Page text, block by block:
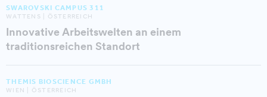
SWAROVSKI CAMPUS 311
WATTENS | ÖSTERREICH
Innovative Arbeitswelten an einem
traditionsreichen Standort
THEMIS BIOSCIENCE GMBH
WIEN | ÖSTERREICH